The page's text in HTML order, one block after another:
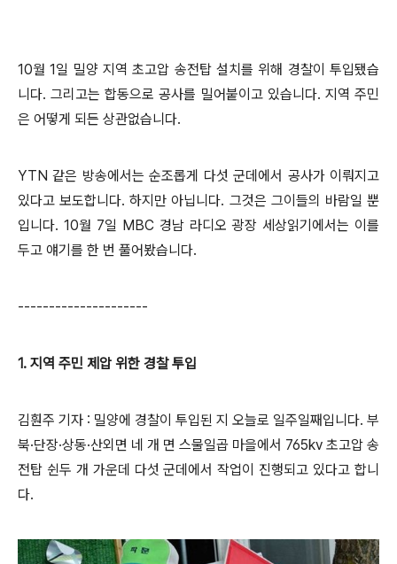
10월 1일 밀양 지역 초고압 송전탑 설치를 위해 경찰이 투입됐습
니다. 그리고는 합동으로 공사를 밀어붙이고 있습니다. 지역 주민
은 어떻게 되든 상관없습니다.
YTN 같은 방송에서는 순조롭게 다섯 군데에서 공사가 이뤄지고
있다고 보도합니다. 하지만 아닙니다. 그것은 그이들의 바람일 뿐
입니다. 10월 7일 MBC 경남 라디오 광장 세상읽기에서는 이를
두고 얘기를 한 번 풀어봤습니다.
---------------------
1. 지역 주민 제압 위한 경찰 투입
김훤주 기자 : 밀양에 경찰이 투입된 지 오늘로 일주일째입니다. 부
북·단장·상동·산외면 네 개 면 스물일곱 마을에서 765kv 초고압 송
전탑 쉰두 개 가운데 다섯 군데에서 작업이 진행되고 있다고 합니
다.